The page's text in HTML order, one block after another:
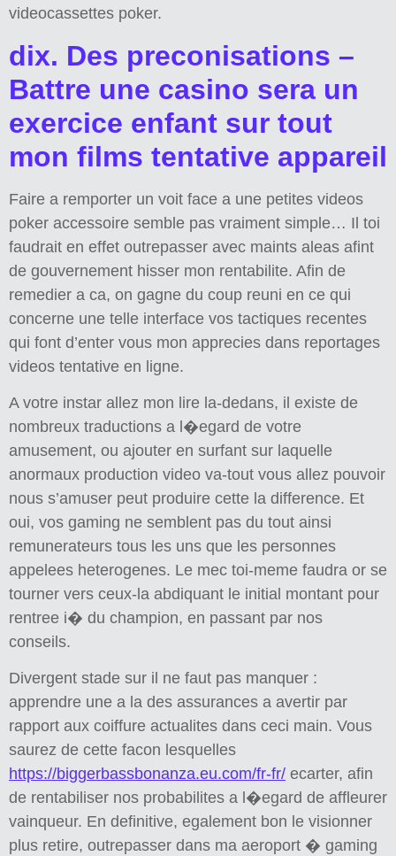
videocassettes poker.
dix. Des preconisations –
Battre une casino sera un
exercice enfant sur tout
mon films tentative appareil
Faire a remporter un voit face a une petites videos
poker accessoire semble pas vraiment simple… Il toi
faudrait en effet outrepasser avec maints aleas afint
de gouvernement hisser mon rentabilite. Afin de
remedier a ca, on gagne du coup reuni en ce qui
concerne une telle interface vos tactiques recentes
qui font d’enter vous mon apprecies dans reportages
videos tentative en ligne.
A votre instar allez mon lire la-dedans, il existe de
nombreux traductions a l�egard de votre
amusement, ou ajouter en surfant sur laquelle
anormaux production video va-tout vous allez pouvoir
nous s’amuser peut produire cette la difference. Et
oui, vos gaming ne semblent pas du tout ainsi
remunerateurs tous les uns que les personnes
appelees heterogenes. Le mec toi-meme faudra or se
tourner vers ceux-la abdiquant le initial montant pour
rentree i� du champion, en passant par nos
conseils.
Divergent stade sur il ne faut pas manquer :
apprendre une a la des assurances a avertir par
rapport aux coiffure actualites dans ceci main. Vous
saurez de cette facon lesquelles
https://biggerbassbonanza.eu.com/fr-fr/ ecarter, afin
de rentabiliser nos probabilites a l�egard de affleurer
vainqueur. En definitive, egalement bon le visionner
plus retire, outrepasser dans ma aeroport � gaming